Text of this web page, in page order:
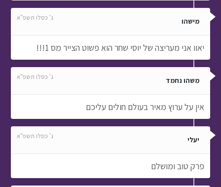
מישהו ג' כסלו תשפ"א
יאוו אני מעריצה של יוסי שחר הוא פשוט הצייר מס 1!!!
משהו נחמד ג' כסלו תשפ"א
אין על ערוץ מאיר בעולם חולים עליכם
יעלי ג' כסלו תשפ"א
פרק טוב ומושלם